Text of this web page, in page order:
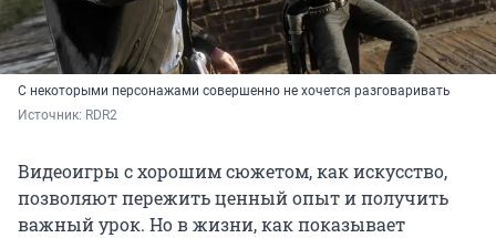
С некоторыми персонажами совершенно не хочется разговаривать
Источник: RDR2
Видеоигры с хорошим сюжетом, как искусство,
позволяют пережить ценный опыт и получить
важный урок. Но в жизни, как показывает